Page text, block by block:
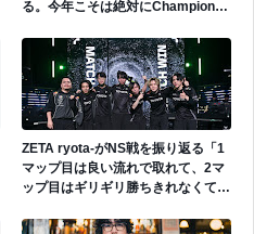
る。今年こそは絶対にChampions
やる。」
ZETA ryota-がNS戦を振り返る「1
マップ目は良い流れで取れて、2マ
ップ目はギリギリ勝ちきれなくて、
出たなという印象」